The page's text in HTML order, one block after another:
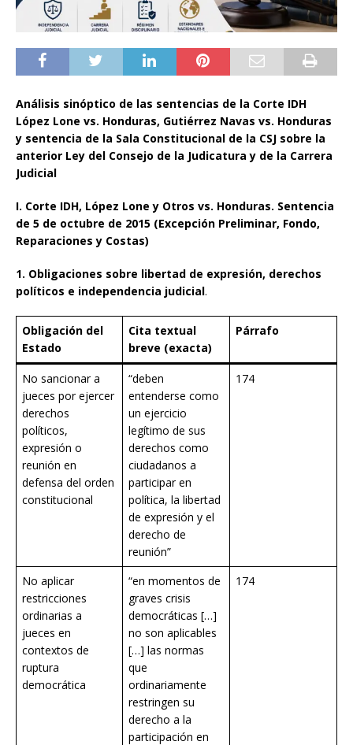
Análisis sinóptico de las sentencias de la Corte IDH
López Lone vs. Honduras, Gutiérrez Navas vs. Honduras
y sentencia de la Sala Constitucional de la CSJ sobre la
anterior Ley del Consejo de la Judicatura y de la Carrera
Judicial
I. Corte IDH, López Lone y Otros vs. Honduras. Sentencia
de 5 de octubre de 2015 (Excepción Preliminar, Fondo,
Reparaciones y Costas)
1. Obligaciones sobre libertad de expresión, derechos
políticos e independencia judicial.
Obligación del
Estado
Cita textual
breve (exacta)
Párrafo
No sancionar a
jueces por ejercer
derechos
políticos,
expresión o
reunión en
defensa del orden
constitucional
“deben
entenderse como
un ejercicio
legítimo de sus
derechos como
ciudadanos a
participar en
política, la libertad
de expresión y el
derecho de
reunión”
174
No aplicar
restricciones
ordinarias a
jueces en
contextos de
ruptura
democrática
“en momentos de
graves crisis
democráticas […]
no son aplicables
[…] las normas
que
ordinariamente
restringen su
derecho a la
participación en
174